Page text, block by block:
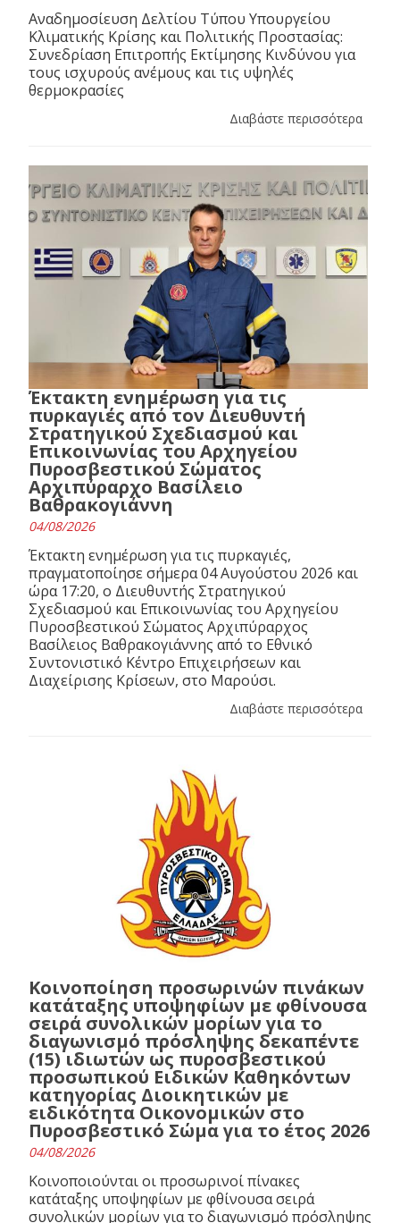
Αναδημοσίευση Δελτίου Τύπου Υπουργείου
Κλιματικής Κρίσης και Πολιτικής Προστασίας:
Συνεδρίαση Επιτροπής Εκτίμησης Κινδύνου για
τους ισχυρούς ανέμους και τις υψηλές
θερμοκρασίες
Διαβάστε περισσότερα
Έκτακτη ενημέρωση για τις
πυρκαγιές από τον Διευθυντή
Στρατηγικού Σχεδιασμού και
Επικοινωνίας του Αρχηγείου
Πυροσβεστικού Σώματος
Αρχιπύραρχο Βασίλειο
Βαθρακογιάννη
04/08/2026
Έκτακτη ενημέρωση για τις πυρκαγιές,
πραγματοποίησε σήμερα 04 Αυγούστου 2026 και
ώρα 17:20, ο Διευθυντής Στρατηγικού
Σχεδιασμού και Επικοινωνίας του Αρχηγείου
Πυροσβεστικού Σώματος Αρχιπύραρχος
Βασίλειος Βαθρακογιάννης από το Εθνικό
Συντονιστικό Κέντρο Επιχειρήσεων και
Διαχείρισης Κρίσεων, στο Μαρούσι.
Διαβάστε περισσότερα
Κοινοποίηση προσωρινών πινάκων
κατάταξης υποψηφίων με φθίνουσα
σειρά συνολικών μορίων για το
διαγωνισμό πρόσληψης δεκαπέντε
(15) ιδιωτών ως πυροσβεστικού
προσωπικού Ειδικών Καθηκόντων
κατηγορίας Διοικητικών με
ειδικότητα Οικονομικών στο
Πυροσβεστικό Σώμα για το έτος 2026
04/08/2026
Κοινοποιούνται οι προσωρινοί πίνακες
κατάταξης υποψηφίων με φθίνουσα σειρά
συνολικών μορίων για το διαγωνισμό πρόσληψης